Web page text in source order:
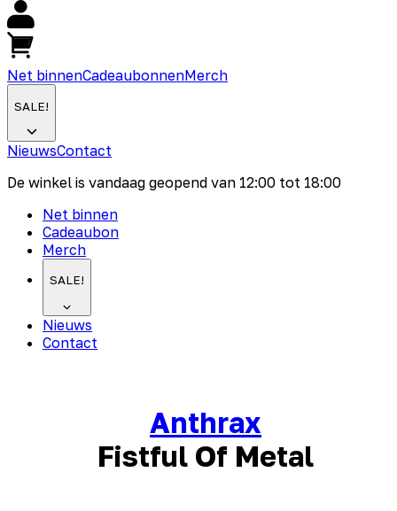
Net binnenCadeaubonnenMerch
SALE!
NieuwsContact
De winkel is vandaag geopend van 12:00 tot 18:00
Net binnen
Cadeaubon
Merch
SALE!
Nieuws
Contact
Anthrax
Fistful Of Metal